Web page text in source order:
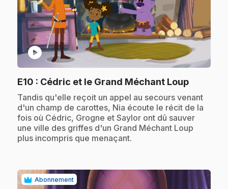
play_circle
E10 : Cédric et le Grand Méchant Loup.
.Tandis qu'elle reçoit un appel au secours venant
d'un champ de carottes, Nia écoute le récit de la
fois où Cédric, Grogne et Saylor ont dû sauver
une ville des griffes d'un Grand Méchant Loup
plus incompris que menaçant.
Abonnement